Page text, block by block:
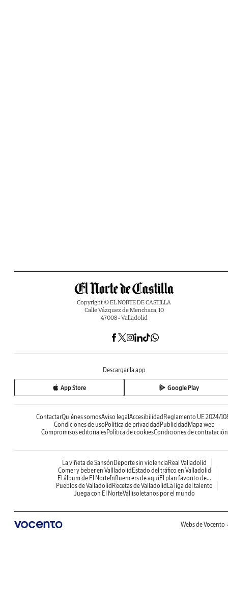
Copyright © EL NORTE DE CASTILLA
Calle Vázquez de Menchaca, 10
47008 - Valladolid
Descargar la app
App Store Google Play
ContactarQuiénes somosAviso legal Accesibilidad Reglamento UE 2024/
Condiciones de uso Política de privacidad Publicidad Mapa web
Compromisos editorialesPolítica de cookiesCondiciones de contratación
La viñeta de Sansón Deporte sin violencia Real Valladolid
Comer y beber en Vallladolid Estado del tráfico en Valladolid
El álbum de El NorteInfluencers de aquíEl plan favorito de...
Pueblos de Valladolid Recetas de Valladolid La liga del talento
Juega con El NorteVallisoletanos por el mundo
Webs de Vocento